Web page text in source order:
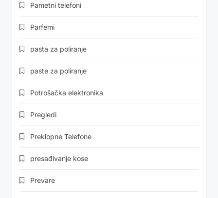
Pametni telefoni
Parfemi
pasta za poliranje
paste za poliranje
Potrošačka elektronika
Pregledi
Preklopne Telefone
presađivanje kose
Prevare